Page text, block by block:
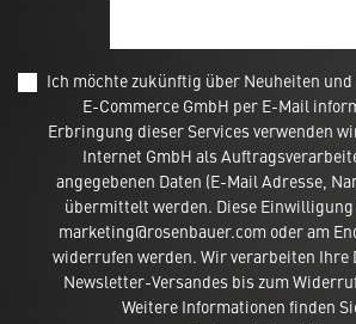
Ich möchte zukünftig über Neuheiten
E-Commerce GmbH per E-Mail
Erbringung dieser Services verwenden
Internet GmbH als
angegebenen Daten (E-Mail Adresse,
übermittelt werden. Diese
marketing@rosenbauer.com oder am
widerrufen werden. Wir verarbeiten Ihre
Newsletter-Versandes bis zum
Weitere Informationen finden